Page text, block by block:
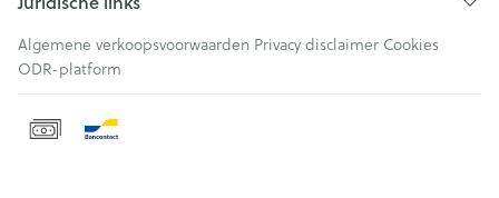
Algemene verkoopsvoorwaarden Privacy disclaimer Cookies
ODR-platform